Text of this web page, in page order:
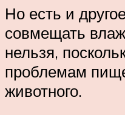
Но есть и
совмещать
нельзя,
проблемам
животного.